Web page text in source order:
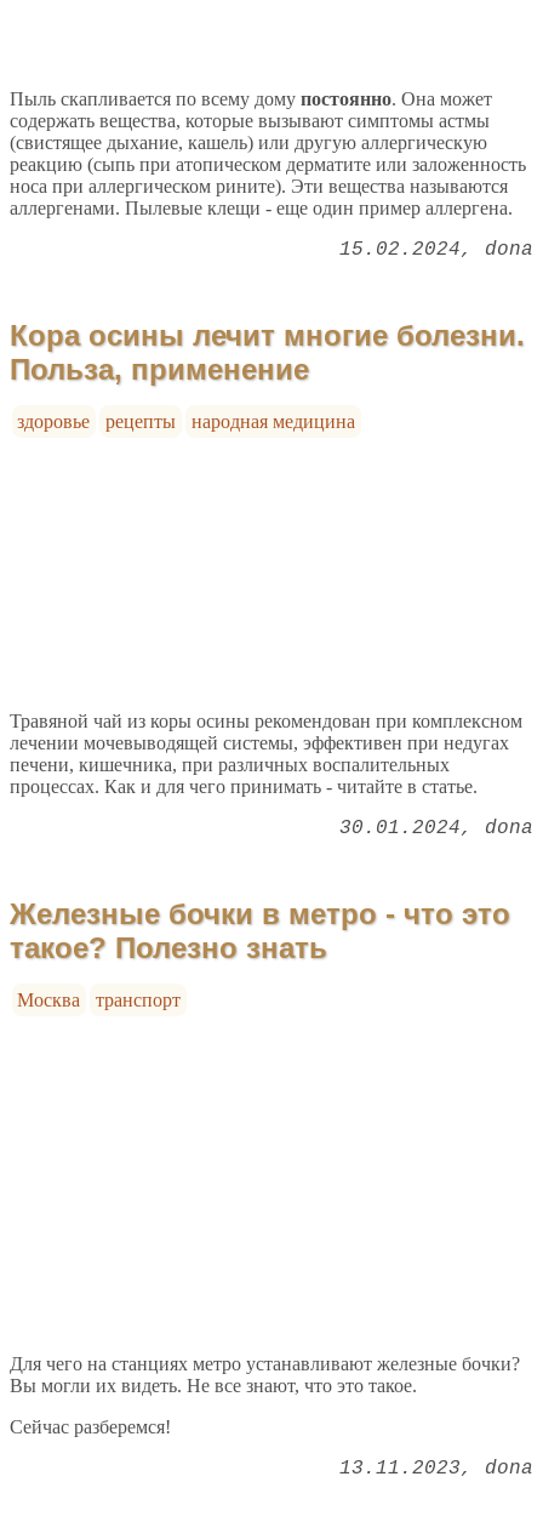
Пыль скапливается по всему дому постоянно. Она может
содержать вещества, которые вызывают симптомы астмы
(свистящее дыхание, кашель) или другую аллергическую
реакцию (сыпь при атопическом дерматите или заложенность
носа при аллергическом рините). Эти вещества называются
аллергенами. Пылевые клещи - еще один пример аллергена.
15.02.2024 dona
Кора осины лечит многие болезни.
Польза, применение
здоровье рецепты народная медицина
Травяной чай из коры осины рекомендован при комплексном
лечении мочевыводящей системы, эффективен при недугах
печени, кишечника, при различных воспалительных
процессах. Как и для чего принимать - читайте в статье.
30.01.2024 dona
Железные бочки в метро - что это
такое? Полезно знать
Москва транспорт
Для чего на станциях метро устанавливают железные бочки?
Вы могли их видеть. Не все знают, что это такое.
Сейчас разберемся!
13.11.2023 dona